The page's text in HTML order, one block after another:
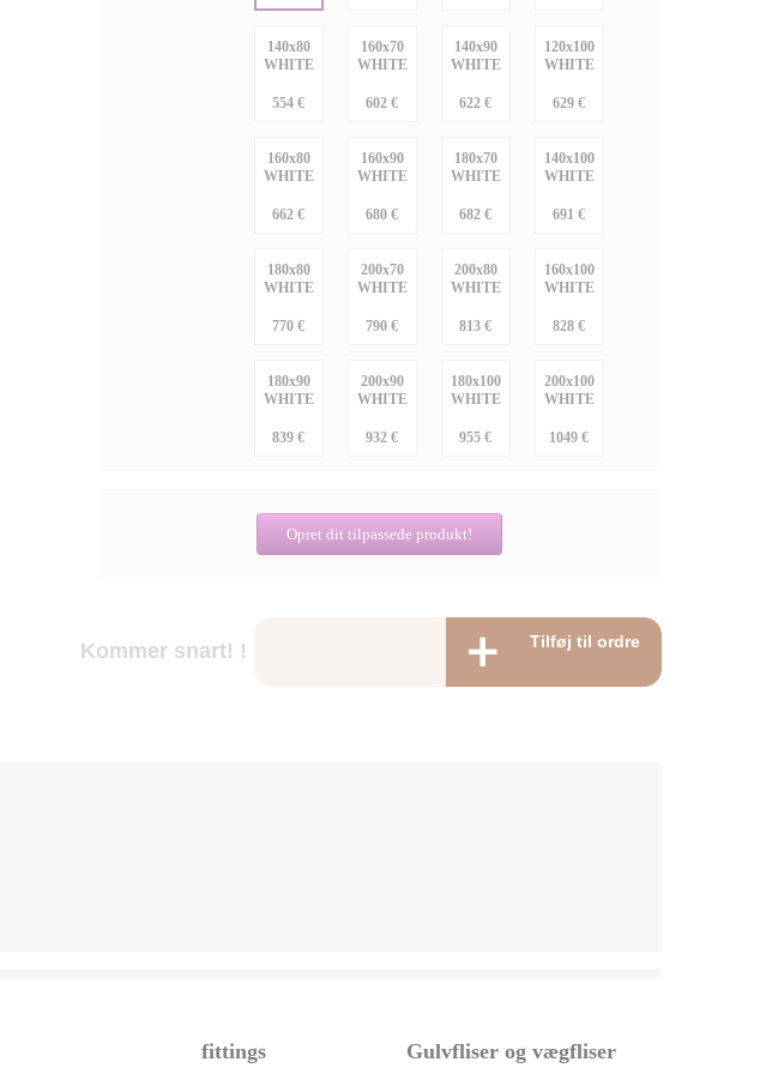
140x80
WHITE
554 €
160x70
WHITE
602 €
140x90
WHITE
622 €
120x100
WHITE
629 €
160x80
WHITE
662 €
160x90
WHITE
680 €
180x70
WHITE
682 €
140x100
WHITE
691 €
180x80
WHITE
770 €
200x70
WHITE
790 €
200x80
WHITE
813 €
160x100
WHITE
828 €
180x90
WHITE
839 €
200x90
WHITE
932 €
180x100
WHITE
955 €
200x100
WHITE
1049 €
Opret dit tilpassede produkt!
Kommer snart! ! Tilføj til ordre
fittings Gulvfliser og vægfliser